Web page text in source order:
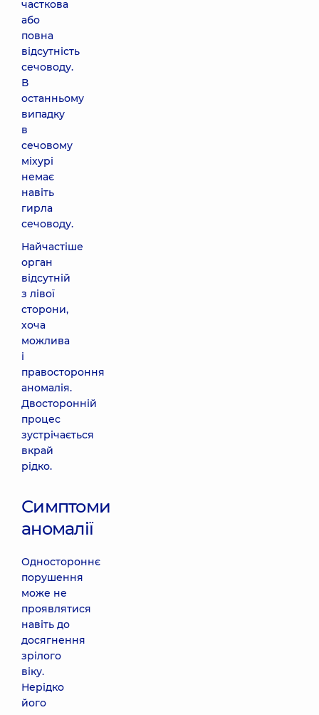
часткова
або
повна
відсутність
сечоводу.
В
останньому
випадку
в
сечовому
міхурі
немає
навіть
гирла
сечоводу.
Найчастіше
орган
відсутній
з лівої
сторони,
хоча
можлива
і
правостороння
аномалія.
Двосторонній
процес
зустрічається
вкрай
рідко.
Симптоми
аномалії
Одностороннє
порушення
може не
проявлятися
навіть до
досягнення
зрілого
віку.
Нерідко
його